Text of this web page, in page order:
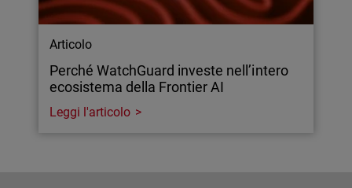
Articolo
Perché WatchGuard investe nell’intero
ecosistema della Frontier AI
Leggi l'articolo